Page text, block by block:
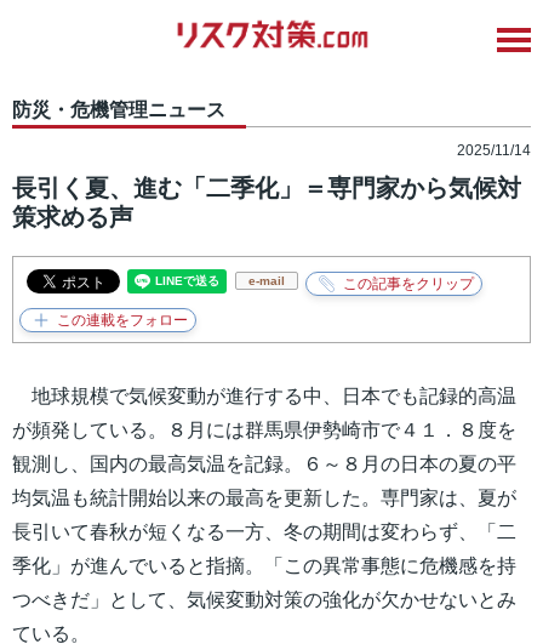
防災・危機管理ニュース
2025/11/14
長引く夏、進む「二季化」＝専門家から気候対
策求める声
e-mail
地球規模で気候変動が進行する中、日本でも記録的高温
が頻発している。８月には群馬県伊勢崎市で４１．８度を
観測し、国内の最高気温を記録。６～８月の日本の夏の平
均気温も統計開始以来の最高を更新した。専門家は、夏が
長引いて春秋が短くなる一方、冬の期間は変わらず、「二
季化」が進んでいると指摘。「この異常事態に危機感を持
つべきだ」として、気候変動対策の強化が欠かせないとみ
ている。